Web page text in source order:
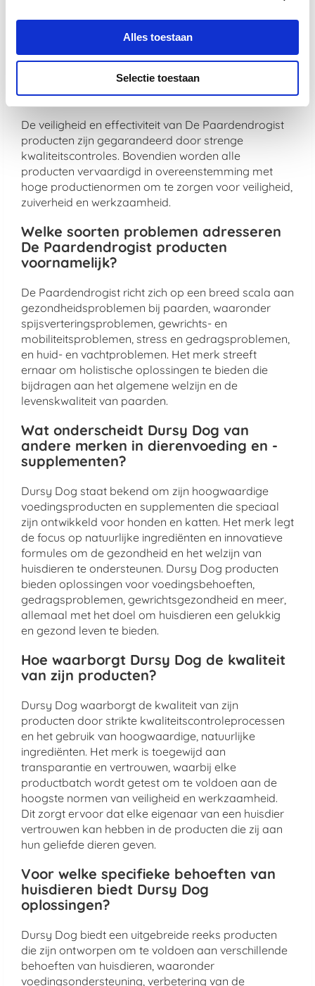
Alles toestaan
Selectie toestaan
vachtverzorging, elk product is samengesteld met
zorgvuldig geselecteerde ingrediënten om
maximale gezondheidsvoordelen te bieden.
Hoe zorgt De Paardendrogist voor de
veiligheid en effectiviteit van zijn
producten?
De veiligheid en effectiviteit van De Paardendrogist
producten zijn gegarandeerd door strenge
kwaliteitscontroles. Bovendien worden alle
producten vervaardigd in overeenstemming met
hoge productienormen om te zorgen voor veiligheid,
zuiverheid en werkzaamheid.
Welke soorten problemen adresseren
De Paardendrogist producten
voornamelijk?
De Paardendrogist richt zich op een breed scala aan
gezondheidsproblemen bij paarden, waaronder
spijsverteringsproblemen, gewrichts- en
mobiliteitsproblemen, stress en gedragsproblemen,
en huid- en vachtproblemen. Het merk streeft
ernaar om holistische oplossingen te bieden die
bijdragen aan het algemene welzijn en de
levenskwaliteit van paarden.
Wat onderscheidt Dursy Dog van
andere merken in dierenvoeding en -
supplementen?
Dursy Dog staat bekend om zijn hoogwaardige
voedingsproducten en supplementen die speciaal
zijn ontwikkeld voor honden en katten. Het merk legt
de focus op natuurlijke ingrediënten en innovatieve
formules om de gezondheid en het welzijn van
huisdieren te ondersteunen. Dursy Dog producten
bieden oplossingen voor voedingsbehoeften,
gedragsproblemen, gewrichtsgezondheid en meer,
allemaal met het doel om huisdieren een gelukkig
en gezond leven te bieden.
Hoe waarborgt Dursy Dog de kwaliteit
van zijn producten?
Dursy Dog waarborgt de kwaliteit van zijn
producten door strikte kwaliteitscontroleprocessen
en het gebruik van hoogwaardige, natuurlijke
ingrediënten. Het merk is toegewijd aan
transparantie en vertrouwen, waarbij elke
productbatch wordt getest om te voldoen aan de
hoogste normen van veiligheid en werkzaamheid.
Dit zorgt ervoor dat elke eigenaar van een huisdier
vertrouwen kan hebben in de producten die zij aan
hun geliefde dieren geven.
Voor welke specifieke behoeften van
huisdieren biedt Dursy Dog
oplossingen?
Dursy Dog biedt een uitgebreide reeks producten
die zijn ontworpen om te voldoen aan verschillende
behoeften van huisdieren, waaronder
voedingsondersteuning, verbetering van de